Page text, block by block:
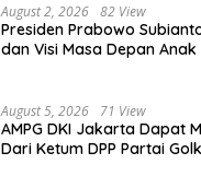
August 2, 2026 82 View
Presiden Prabowo
dan Visi Masa Depan
August 5, 2026 71 View
AMPG DKI Jakarta Dapat
Dari Ketum DPP Partai